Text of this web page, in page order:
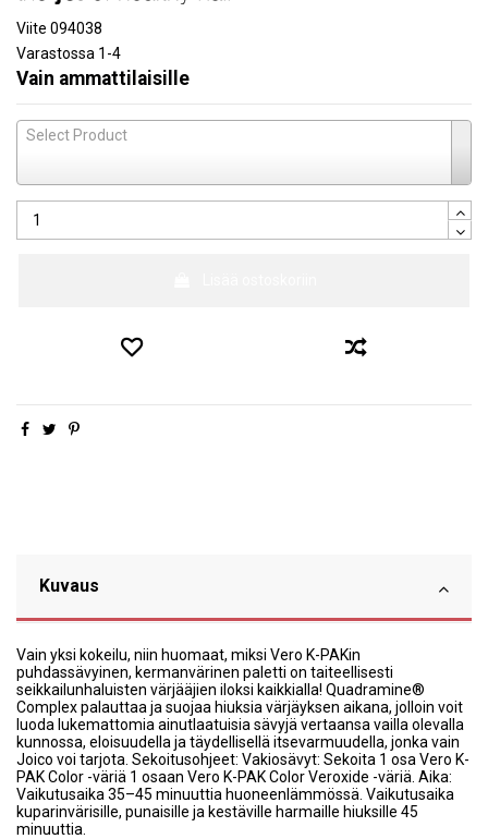
Viite 094038
Varastossa 1-4
Vain ammattilaisille
Select Product
Kuvaus
Vain yksi kokeilu, niin huomaat, miksi Vero K-PAKin
puhdassävyinen, kermanvärinen paletti on taiteellisesti
seikkailunhaluisten värjääjien iloksi kaikkialla! Quadramine®
Complex palauttaa ja suojaa hiuksia värjäyksen aikana, jolloin voit
luoda lukemattomia ainutlaatuisia sävyjä vertaansa vailla olevalla
kunnossa, eloisuudella ja täydellisellä itsevarmuudella, jonka vain
Joico voi tarjota. Sekoitusohjeet: Vakiosävyt: Sekoita 1 osa Vero K-
PAK Color -väriä 1 osaan Vero K-PAK Color Veroxide -väriä. Aika:
Vaikutusaika 35–45 minuuttia huoneenlämmössä. Vaikutusaika
kuparinvärisille, punaisille ja kestäville harmaille hiuksille 45
minuuttia.